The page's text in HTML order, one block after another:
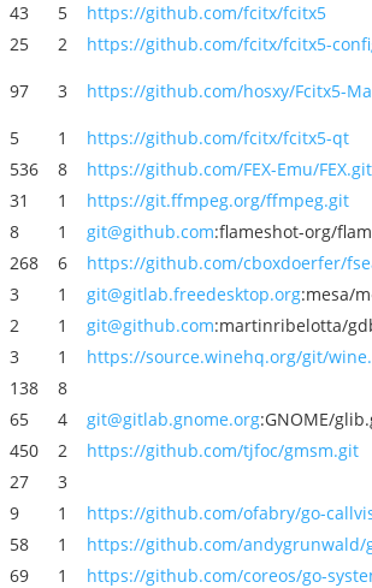
43 5
https://github.com/fcitx/fcitx5
25 2
https://github.com/fcitx/fcitx5-
97 3 https://github.com/hosxy/Fcitx5-
5 1
https://github.com/fcitx/fcitx5-qt
536 8
https://github.com/FEX-Emu/FEX.git
31 1
https://git.ffmpeg.org/ffmpeg.git
8 1 git@github.com:flameshot-org/
268 6
https://github.com/cboxdoerfer/
3 1 git@gitlab.freedesktop.org:mesa/
2 1 git@github.com:martinribelotta/
3 1
https://source.winehq.org/git/
138
8
65 4 git@gitlab.gnome.org:GNOME/
450 2
https://github.com/tjfoc/gmsm.git
27
3
9 1
https://github.com/ofabry/go-
58 1
https://github.com/andygrunwald/
69 1
https://github.com/coreos/go-